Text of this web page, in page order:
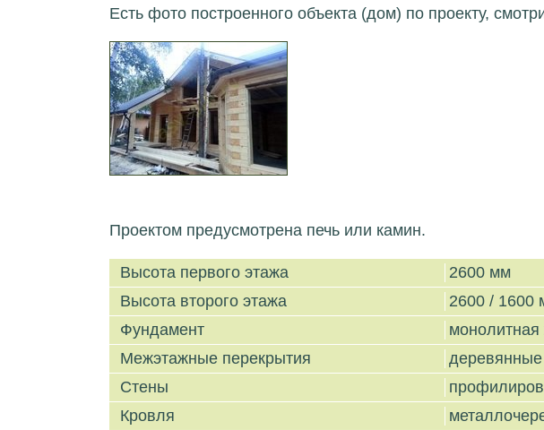
Есть фото построенного объекта (дом) по проекту,
Проектом предусмотрена печь или камин.
Высота первого этажа
2600 мм
Высота второго этажа
2600 / 1600
Фундамент
Межэтажные перекрытия
деревянные
Стены
Кровля